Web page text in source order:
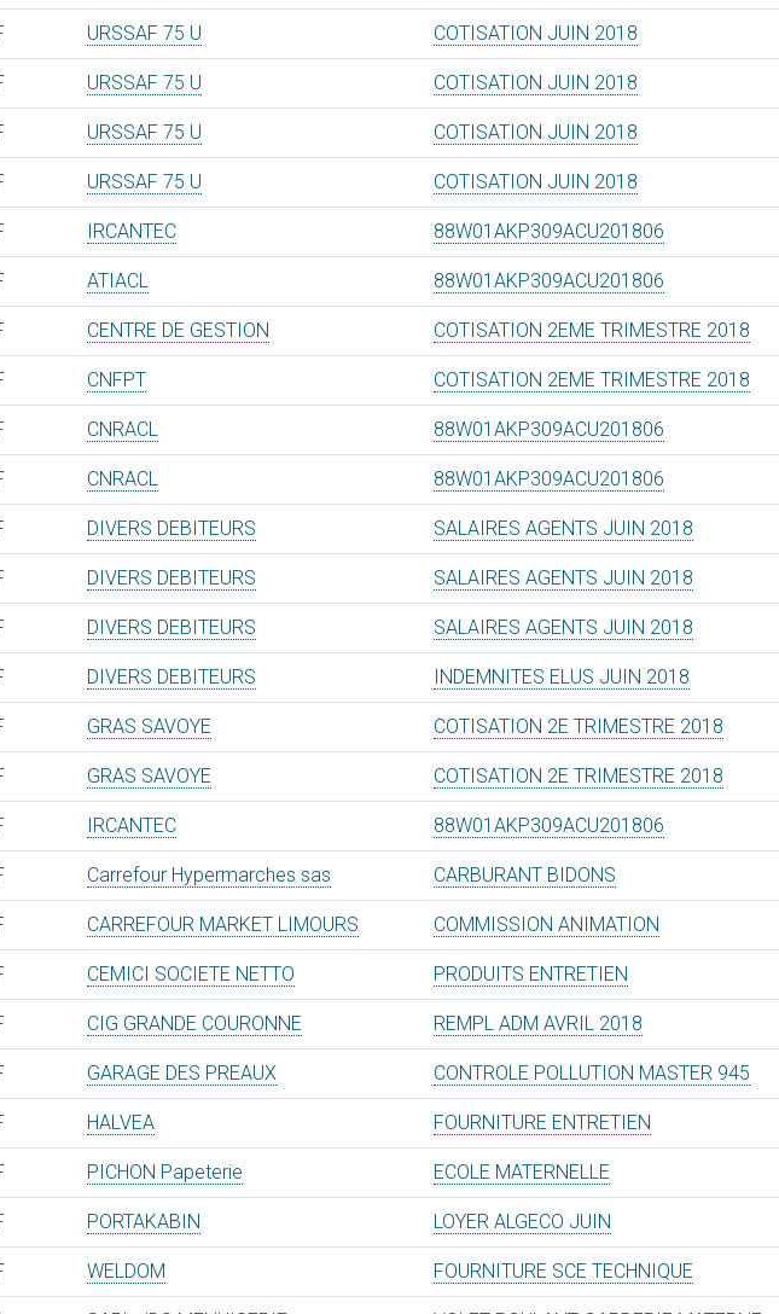
URSSAF 75 U COTISATION JUIN 2018
URSSAF 75 U COTISATION JUIN 2018
URSSAF 75 U COTISATION JUIN 2018
URSSAF 75 U COTISATION JUIN 2018
IRCANTEC 88W01AKP309ACU201806
ATIACL 88W01AKP309ACU201806
CENTRE DE GESTION COTISATION 2EME TRIMESTRE 2018
CNFPT COTISATION 2EME TRIMESTRE 2018
CNRACL 88W01AKP309ACU201806
CNRACL 88W01AKP309ACU201806
DIVERS DEBITEURS SALAIRES AGENTS JUIN 2018
DIVERS DEBITEURS SALAIRES AGENTS JUIN 2018
DIVERS DEBITEURS SALAIRES AGENTS JUIN 2018
DIVERS DEBITEURS INDEMNITES ELUS JUIN 2018
GRAS SAVOYE COTISATION 2E TRIMESTRE 2018
GRAS SAVOYE COTISATION 2E TRIMESTRE 2018
IRCANTEC 88W01AKP309ACU201806
Carrefour Hypermarches sas CARBURANT BIDONS
CARREFOUR MARKET LIMOURS COMMISSION ANIMATION
CEMICI SOCIETE NETTO PRODUITS ENTRETIEN
CIG GRANDE COURONNE REMPL ADM AVRIL 2018
GARAGE DES PREAUX CONTROLE POLLUTION MASTER 945
HALVEA FOURNITURE ENTRETIEN
PICHON Papeterie ECOLE MATERNELLE
PORTAKABIN LOYER ALGECO JUIN
WELDOM FOURNITURE SCE TECHNIQUE